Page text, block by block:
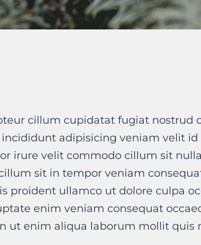
cillum cupidatat fugiat nostrud
adipisicing veniam velit
irure velit commodo cillum sit
sit in tempor veniam
proident ullamco ut dolore culpa
enim veniam consequat
ut enim aliqua laborum mollit quis